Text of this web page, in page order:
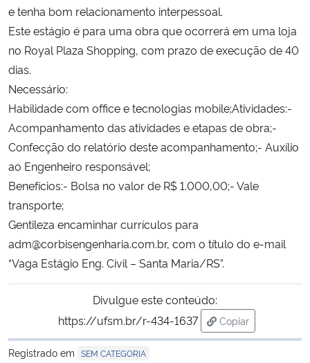
Ministério de Minas e Energia
Ministério do Turismo
Ministério do Desenvolvimento Regional
Controladoria-Geral da União
Ministério da Mulher, da Família e dos Direitos Humanos
Secretaria-Geral
Gabinete de Segurança Institucional
e tenha bom relacionamento interpessoal.
Este estágio é para uma obra que ocorrerá em uma loja
no Royal Plaza Shopping, com prazo de execução de 40
dias.
Necessário:
Habilidade com office e tecnologias mobile;Atividades:-
Acompanhamento das atividades e etapas de obra;-
Confecção do relatório deste acompanhamento;- Auxílio
ao Engenheiro responsável;
Benefícios:- Bolsa no valor de R$ 1.000,00;- Vale
transporte;
Gentileza encaminhar currículos para
adm@corbisengenharia.com.br, com o título do e-mail
“Vaga Estágio Eng. Civil – Santa Maria/RS”.
Divulgue este conteúdo:
https://ufsm.br/r-434-1637
Copiar
para área de
Registrado em SEM CATEGORIA